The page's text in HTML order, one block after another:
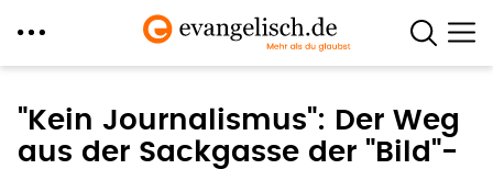
zum
Inhalt
"Kein Journalismus": Der Weg
aus der Sackgasse der "Bild"-